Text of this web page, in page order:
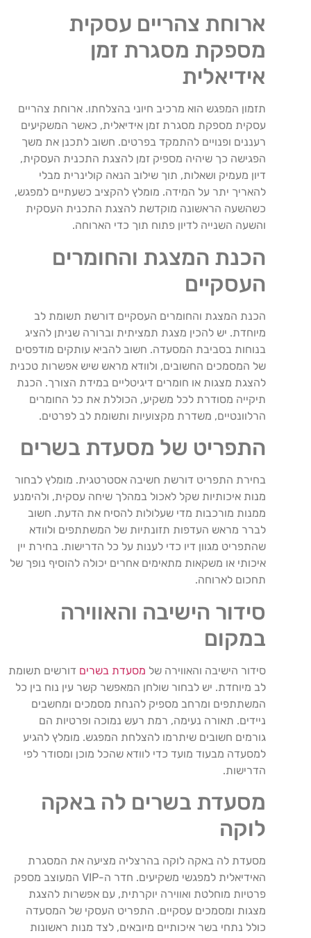
ארוחת צהריים עסקית
מספקת מסגרת זמן
אידיאלית
תזמון המפגש הוא מרכיב חיוני בהצלחתו. ארוחת צהריים
עסקית מספקת מסגרת זמן אידיאלית, כאשר המשקיעים
רעננים ופנויים להתמקד בפרטים. חשוב לתכנן את משך
הפגישה כך שיהיה מספיק זמן להצגת התכנית העסקית,
דיון מעמיק ושאלות, תוך שילוב הנאה קולינרית מבלי
להאריך יתר על המידה. מומלץ להקציב כשעתיים למפגש,
כשהשעה הראשונה מוקדשת להצגת התכנית העסקית
והשעה השנייה לדיון פתוח תוך כדי הארוחה.
הכנת המצגת והחומרים
העסקיים
הכנת המצגת והחומרים העסקיים דורשת תשומת לב
מיוחדת. יש להכין מצגת תמציתית וברורה שניתן להציג
בנוחות בסביבת המסעדה. חשוב להביא עותקים מודפסים
של המסמכים החשובים, ולוודא מראש שיש אפשרות טכנית
להצגת מצגות או חומרים דיגיטליים במידת הצורך. הכנת
תיקייה מסודרת לכל משקיע, הכוללת את כל החומרים
הרלוונטיים, משדרת מקצועיות ותשומת לב לפרטים.
התפריט של מסעדת בשרים
בחירת התפריט דורשת חשיבה אסטרטגית. מומלץ לבחור
מנות איכותיות שקל לאכול במהלך שיחה עסקית, ולהימנע
ממנות מורכבות מדי שעלולות להסיח את הדעת. חשוב
לברר מראש העדפות תזונתיות של המשתתפים ולוודא
שהתפריט מגוון דיו כדי לענות על כל הדרישות. בחירת יין
איכותי או משקאות מתאימים אחרים יכולה להוסיף נופך של
תחכום לארוחה.
סידור הישיבה והאווירה
במקום
סידור הישיבה והאווירה של מסעדת בשרים דורשים תשומת
לב מיוחדת. יש לבחור שולחן המאפשר קשר עין נוח בין כל
המשתתפים ומרחב מספיק להנחת מסמכים ומחשבים
ניידים. תאורה נעימה, רמת רעש נמוכה ופרטיות הם
גורמים חשובים שיתרמו להצלחת המפגש. מומלץ להגיע
למסעדה מבעוד מועד כדי לוודא שהכל מוכן ומסודר לפי
הדרישות.
מסעדת בשרים לה באקה
לוקה
מסעדת לה באקה לוקה בהרצליה מציעה את המסגרת
האידיאלית למפגשי משקיעים. חדר ה-VIP המעוצב מספק
פרטיות מוחלטת ואווירה יוקרתית, עם אפשרות להצגת
מצגות ומסמכים עסקיים. התפריט העסקי של המסעדה
כולל נתחי בשר איכותיים מיובאים, לצד מנות ראשונות